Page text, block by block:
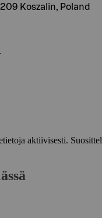
Koszalin, Poland
aktiivisesti.